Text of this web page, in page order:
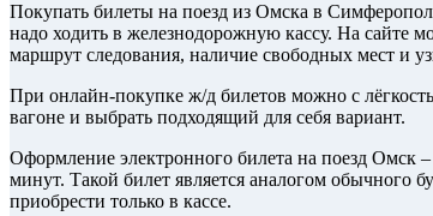
Покупать билеты на поезд из Омска в
надо ходить в железнодорожную кассу. На сайте
маршрут следования, наличие свободных мест и
При онлайн-покупке ж/д билетов можно с
вагоне и выбрать подходящий для себя вариант.
Оформление электронного билета на поезд Омск
минут. Такой билет является аналогом обычного
приобрести только в кассе.